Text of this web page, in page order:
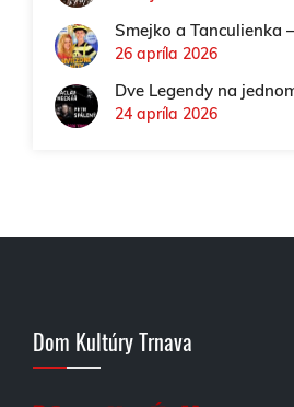
Smejko a Tanculienka
26 apríla 2026
Dve Legendy na
24 apríla 2026
Dom Kultúry Trnava